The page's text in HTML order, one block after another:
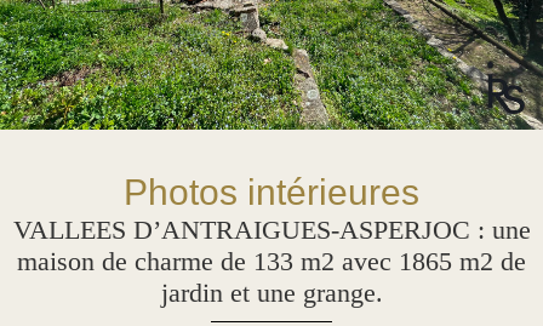
Photos intérieures
VALLEES D’ANTRAIGUES-ASPERJOC : une
maison de charme de 133 m2 avec 1865 m2 de
jardin et une grange.